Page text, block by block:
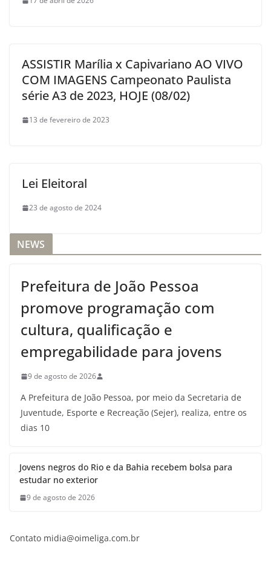
ASSISTIR Marília x Capivariano AO VIVO
COM IMAGENS Campeonato Paulista
série A3 de 2023, HOJE (08/02)
13 de fevereiro de 2023
Lei Eleitoral
23 de agosto de 2024
NEWS
Prefeitura de João Pessoa
promove programação com
cultura, qualificação e
empregabilidade para jovens
9 de agosto de 2026
A Prefeitura de João Pessoa, por meio da Secretaria de
Juventude, Esporte e Recreação (Sejer), realiza, entre os
dias 10
Jovens negros do Rio e da Bahia recebem bolsa para
estudar no exterior
9 de agosto de 2026
Contato midia@oimeliga.com.br